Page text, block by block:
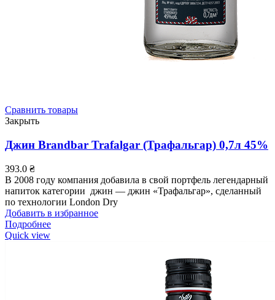
Сравнить товары
Закрыть
Джин Brandbar Trafalgar (Трафальгар) 0,7л 45%
393.0 ₴
В 2008 году компания добавила в свой портфель легендарный
напиток категории джин — джин «Трафальгар», сделанный
по технологии London Dry
Добавить в избранное
Подробнее
Quick view